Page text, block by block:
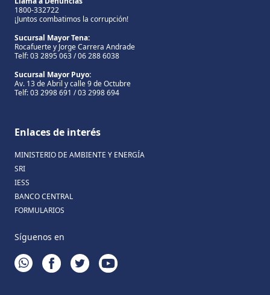
1800-332722
¡Juntos combatimos la corrupción!
Sucursal Mayor Tena:
Rocafuerte y Jorge Carrera Andrade
Telf: 03 2895 063 / 06 288 6038
Sucursal Mayor Puyo:
Av. 13 de Abril y calle 9 de Octubre
Telf: 03 2998 691 / 03 2998 694
Enlaces de interés
MINISTERIO DE AMBIENTE Y ENERGÍA
SRI
IESS
BANCO CENTRAL
FORMULARIOS
Síguenos en
WHATSAPPFACEBOOKTWITTERYOUTUBE